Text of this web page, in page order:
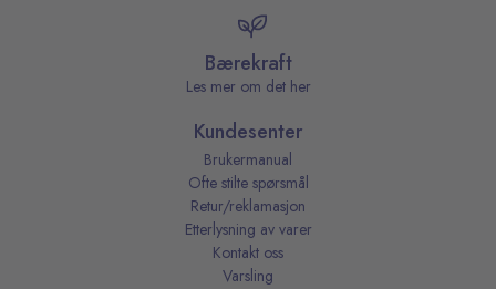
Bærekraft
Les mer om det her
Kundesenter
Brukermanual
Ofte stilte spørsmål
Retur/reklamasjon
Etterlysning av varer
Kontakt oss
Varsling